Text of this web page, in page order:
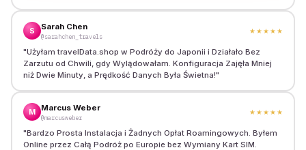
S Sarah Chen
@sarahchen_travels
★★★★★
"Użyłam travelData.shop w Podróży do Japonii i Działało Bez
Zarzutu od Chwili, gdy Wylądowałam. Konfiguracja Zajęła Mniej
niż Dwie Minuty, a Prędkość Danych Była Świetna!"
M Marcus Weber
@marcusweber
★★★★★
"Bardzo Prosta Instalacja i Żadnych Opłat Roamingowych. Byłem
Online przez Całą Podróż po Europie bez Wymiany Kart SIM.